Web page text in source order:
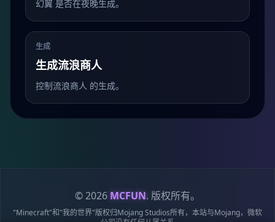
幻翼 是否在夜晚生成。
生成
生成流浪商人
控制流浪商人 的生成。
© 2026 MCFUN. 版权所有。
"Minecraft"和"我的世界"版权归Mojang Studios所有，本站与Mojang，微软